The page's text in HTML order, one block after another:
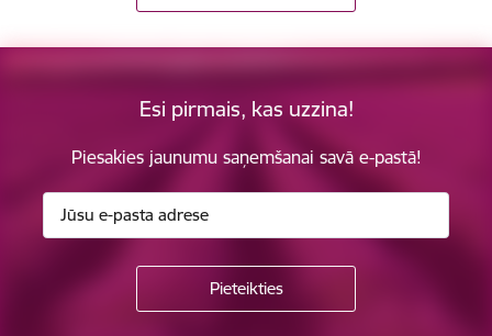
Esi pirmais, kas uzzina!
Piesakies jaunumu saņemšanai savā e-pastā!